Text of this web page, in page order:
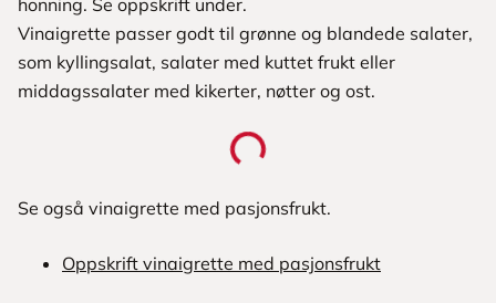
honning. Se oppskrift under.
Vinaigrette passer godt til grønne og blandede salater,
som kyllingsalat, salater med kuttet frukt eller
middagssalater med kikerter, nøtter og ost.
Se også vinaigrette med pasjonsfrukt.
Oppskrift vinaigrette med pasjonsfrukt